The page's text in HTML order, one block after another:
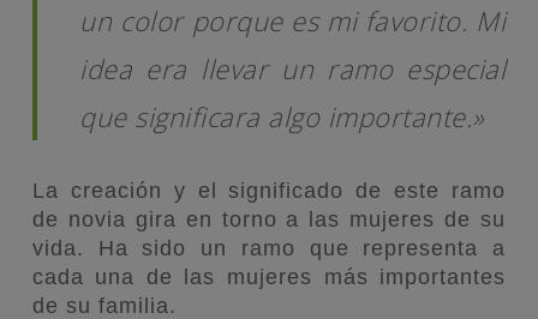
un color porque es mi favorito. Mi
idea era llevar un ramo especial
que significara algo importante.»
La creación y el significado de este ramo
de novia gira en torno a las mujeres de su
vida. Ha sido un ramo que representa a
cada una de las mujeres más importantes
de su familia.